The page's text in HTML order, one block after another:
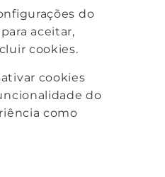
do
aceitar,
cookies.
cookies
do
como